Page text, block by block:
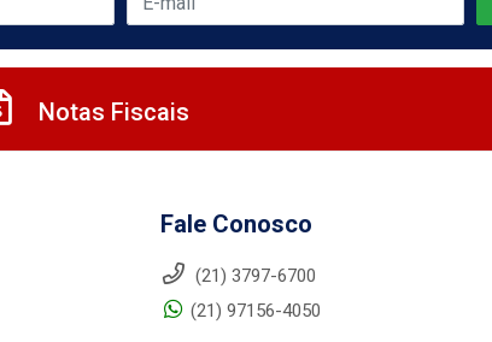
Notas Fiscais
Fale Conosco
(21) 3797-6700
(21) 97156-4050